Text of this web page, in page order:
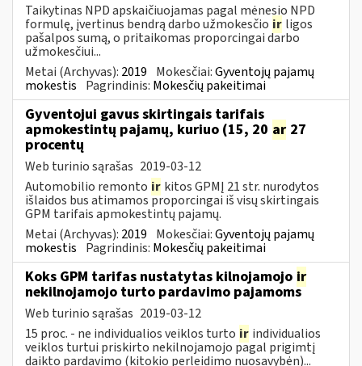
Taikytinas NPD apskaičiuojamas pagal mėnesio NPD
formulę, įvertinus bendrą darbo užmokesčio ir ligos
pašalpos sumą, o pritaikomas proporcingai darbo
užmokesčiui...
Metai (Archyvas): 2019 Mokesčiai:Gyventojų pajamų
mokestis Pagrindinis: Mokesčių pakeitimai
Gyventojui gavus skirtingais tarifais
apmokestintų pajamų, kuriuo (15, 20 ar 27
procentų
Web turinio sąrašas 2019-03-12
Automobilio remonto ir kitos GPMĮ 21 str. nurodytos
išlaidos bus atimamos proporcingai iš visų skirtingais
GPM tarifais apmokestintų pajamų.
Metai (Archyvas): 2019 Mokesčiai:Gyventojų pajamų
mokestis Pagrindinis: Mokesčių pakeitimai
Koks GPM tarifas nustatytas kilnojamojo ir
nekilnojamojo turto pardavimo pajamoms
Web turinio sąrašas 2019-03-12
15 proc. - ne individualios veiklos turto ir individualios
veiklos turtui priskirto nekilnojamojo pagal prigimtį
daikto pardavimo (kitokio perleidimo nuosavybėn)...